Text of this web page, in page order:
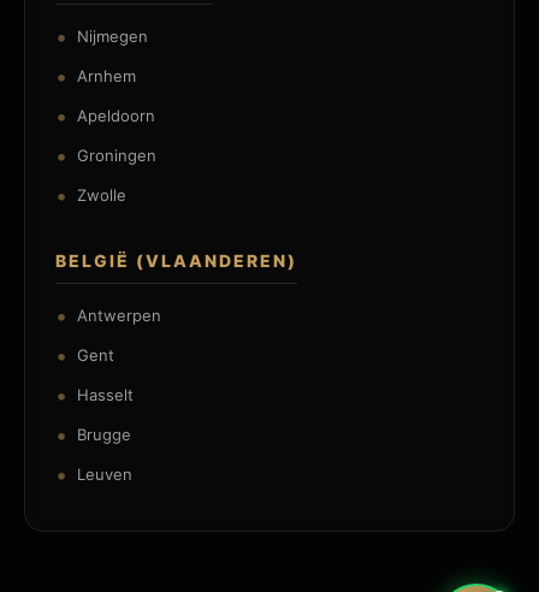
Nijmegen
Arnhem
Apeldoorn
Groningen
Zwolle
BELGIË (VLAANDEREN)
Antwerpen
Gent
Hasselt
Brugge
Leuven